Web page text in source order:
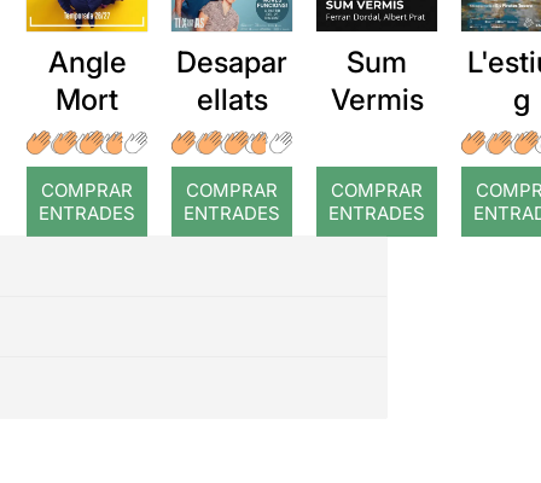
Angle
Mort
COMPRAR
ENTRADES
Desapar
ellats
COMPRAR
ENTRADES
Sum
Vermis
COMPRAR
ENTRADES
g